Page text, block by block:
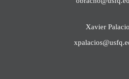
Xavier